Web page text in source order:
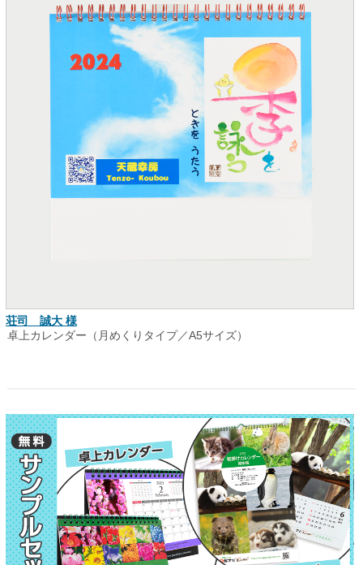
荘司 誠大 様
卓上カレンダー（月めくりタイプ／A5サイズ）